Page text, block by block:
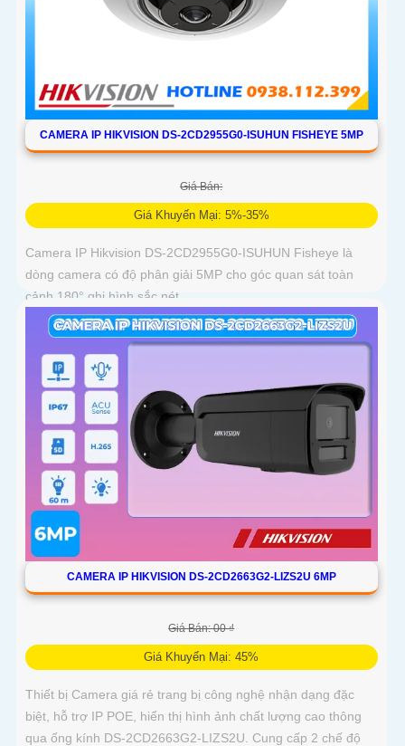
CAMERA IP HIKVISION DS-2CD2955G0-ISUHUN FISHEYE 5MP
Giá Bán:
Giá Khuyến Mại: 5%-35%
Camera IP Hikvision DS-2CD2955G0-ISUHUN Fisheye là
dòng camera có độ phân giải 5MP cho góc quan sát toàn
cảnh 180° ghi hình sắc nét
CAMERA IP HIKVISION DS-2CD2663G2-LIZS2U 6MP
Giá Bán: 00 ₫
Giá Khuyến Mại: 45%
Thiết bị Camera giá rẻ trang bị công nghệ nhận dạng đặc
biệt, hỗ trợ IP POE, hiển thị hình ảnh chất lượng cao thông
qua ống kính DS-2CD2663G2-LIZS2U. Cung cấp 2 chế độ